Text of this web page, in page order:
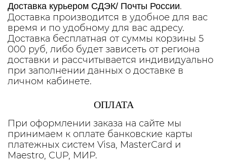
Доставка курьером СДЭК/ Почты России.
Доставка производится в удобное для вас
время и по удобному для вас адресу.
Доставка бесплатная от суммы корзины 5
000 руб, либо будет зависеть от региона
доставки и рассчитывается индивидуально
при заполнении данных о доставке в
личном кабинете.
ОПЛАТА
При оформлении заказа на сайте мы
принимаем к оплате банковские карты
платежных систем Visa, MasterCard и
Maestro, CUP, МИР.